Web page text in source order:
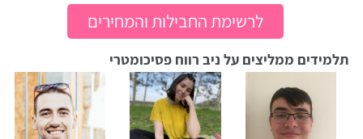
לרשימת החבילות והמחירים
תלמידים ממליצים על ניב רווח פסיכומטרי